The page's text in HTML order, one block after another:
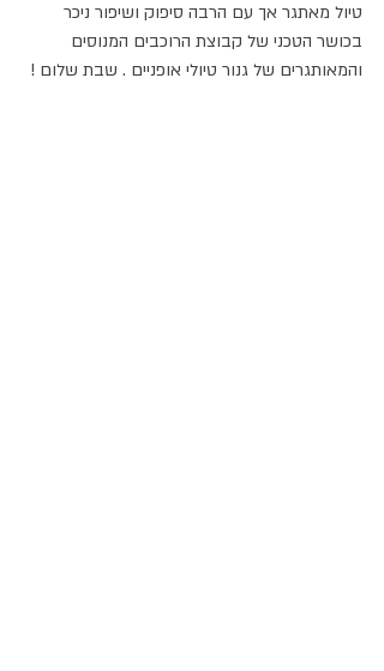
טיול מאתגר אך עם הרבה סיפוק ושיפור ניכר
בכושר הטכני של קבוצת הרוכבים המנוסים
והמאותגרים של גנור טיולי אופניים . שבת שלום !